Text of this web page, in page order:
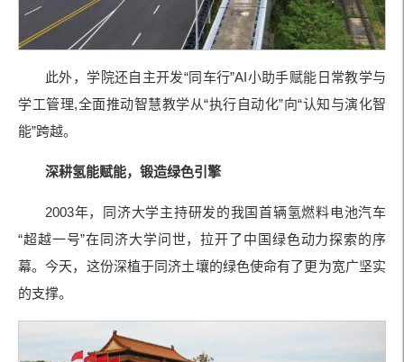
此外，学院还自主开发“同车行”AI小助手赋能日常教学与
学工管理,全面推动智慧教学从“执行自动化”向“认知与演化智
能”跨越。
深耕氢能赋能，锻造绿色引擎
2003年，同济大学主持研发的我国首辆氢燃料电池汽车
“超越一号”在同济大学问世，拉开了中国绿色动力探索的序
幕。今天，这份深植于同济土壤的绿色使命有了更为宽广坚实
的支撑。